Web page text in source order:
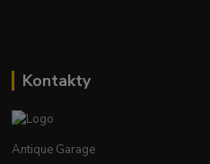
Kontakty
Antique Garage